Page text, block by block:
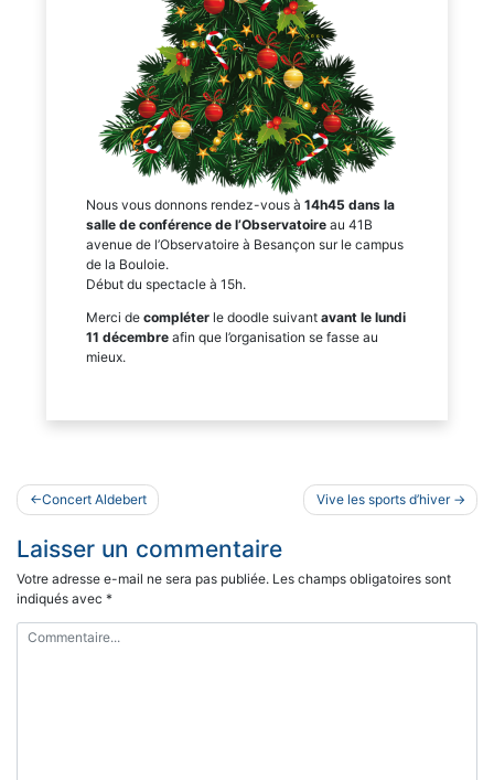
Nous vous donnons rendez-vous à 14h45 dans la
salle de conférence de l’Observatoire au 41B
avenue de l’Observatoire à Besançon sur le campus
de la Bouloie.
Début du spectacle à 15h.
Merci de compléter le doodle suivant avant le lundi
11 décembre afin que l’organisation se fasse au
mieux.
Navigation
de
l’article
Concert Aldebert Vive les sports d’hiver
Laisser un commentaire
Votre adresse e-mail ne sera pas publiée. Les champs obligatoires sont
indiqués avec *